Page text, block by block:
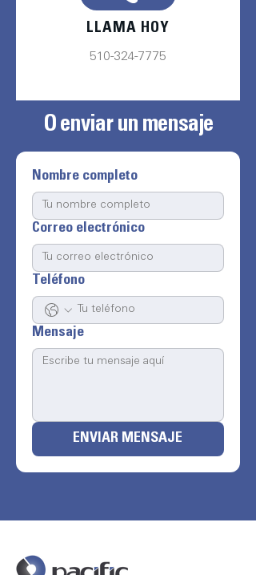
LLAMA HOY
510-324-7775
O enviar un mensaje
Nombre completo
Correo electrónico
Teléfono
Mensaje
ENVIAR MENSAJE